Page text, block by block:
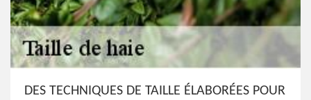
DES TECHNIQUES DE TAILLE ÉLABORÉES POUR